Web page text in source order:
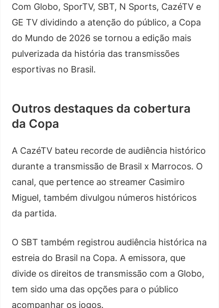
Com Globo, SporTV, SBT, N Sports, CazéTV e
GE TV dividindo a atenção do público, a Copa
do Mundo de 2026 se tornou a edição mais
pulverizada da história das transmissões
esportivas no Brasil.
Outros destaques da cobertura
da Copa
A CazéTV bateu recorde de audiência histórico
durante a transmissão de Brasil x Marrocos. O
canal, que pertence ao streamer Casimiro
Miguel, também divulgou números históricos
da partida.
O SBT também registrou audiência histórica na
estreia do Brasil na Copa. A emissora, que
divide os direitos de transmissão com a Globo,
tem sido uma das opções para o público
acompanhar os jogos.